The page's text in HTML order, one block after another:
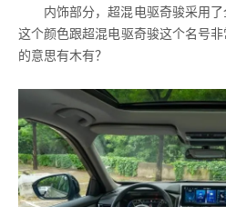
内饰部分，超混电驱奇骏采用
这个颜色跟超混电驱奇骏这个名号
的意思有木有？